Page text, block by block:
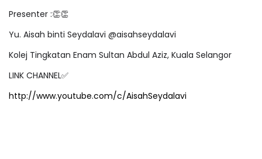
Presenter :👏👏
Yu. Aisah binti Seydalavi @aisahseydalavi
Kolej Tingkatan Enam Sultan Abdul Aziz, Kuala Selangor
LINK CHANNEL✅
http://www.youtube.com/c/AisahSeydalavi